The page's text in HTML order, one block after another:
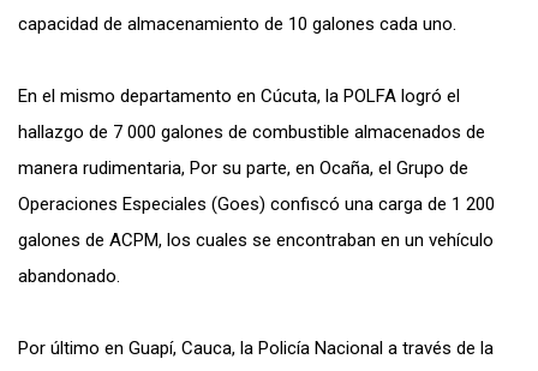
capacidad de almacenamiento de 10 galones cada uno.
En el mismo departamento en Cúcuta, la POLFA logró el
hallazgo de 7 000 galones de combustible almacenados de
manera rudimentaria, Por su parte, en Ocaña, el Grupo de
Operaciones Especiales (Goes) confiscó una carga de 1 200
galones de ACPM, los cuales se encontraban en un vehículo
abandonado.
Por último en Guapí, Cauca, la Policía Nacional a través de la